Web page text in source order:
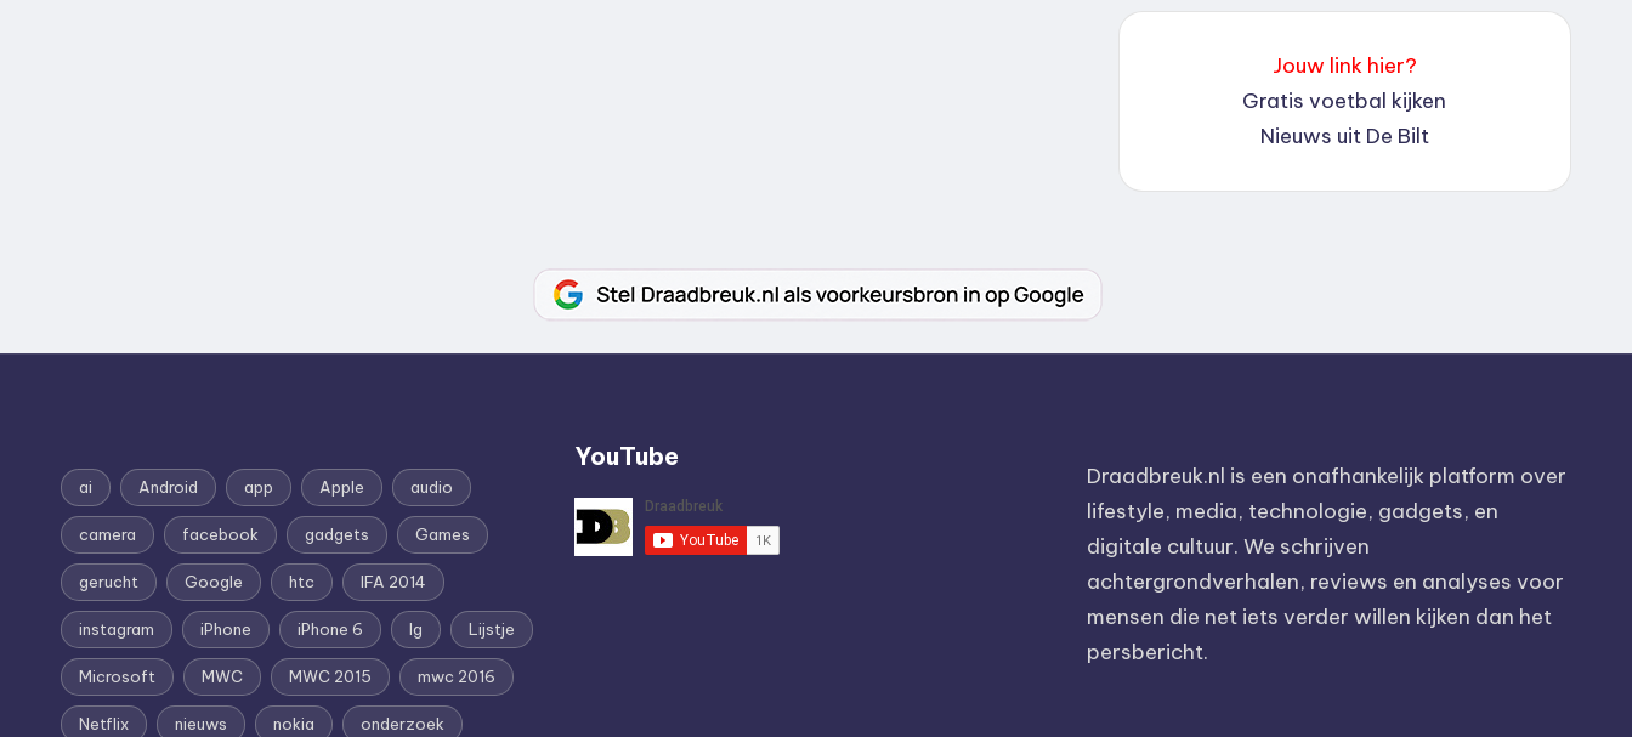
Jouw link hier?
Gratis voetbal kijken
Nieuws uit De Bilt
ai Android app Apple audio
camera facebook gadgets Games
gerucht Google htc IFA 2014
instagram iPhone iPhone 6 lg Lijstje
Microsoft MWC MWC 2015 mwc 2016
Netflix nieuws nokia onderzoek
YouTube
Draadbreuk.nl is een onafhankelijk platform over
lifestyle, media, technologie, gadgets, en
digitale cultuur. We schrijven
achtergrondverhalen, reviews en analyses voor
mensen die net iets verder willen kijken dan het
persbericht.